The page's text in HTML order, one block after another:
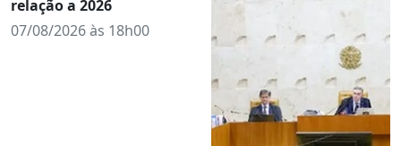
relação a 2026
07/08/2026 às 18h00